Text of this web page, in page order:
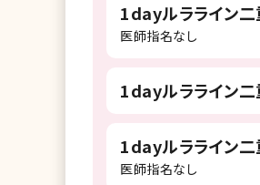
1dayルラライン
医師指名なし
1dayルラライン
1dayルラライン
医師指名なし